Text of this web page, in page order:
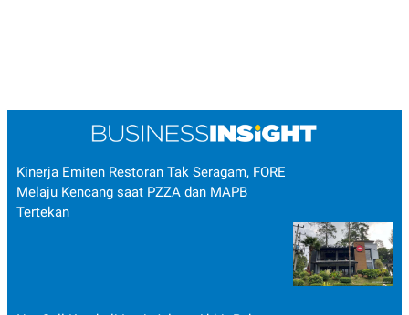
Kinerja Emiten Restoran Tak Seragam, FORE
Melaju Kencang saat PZZA dan MAPB
Tertekan